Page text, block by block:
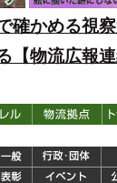
確かめる視
【物流広報